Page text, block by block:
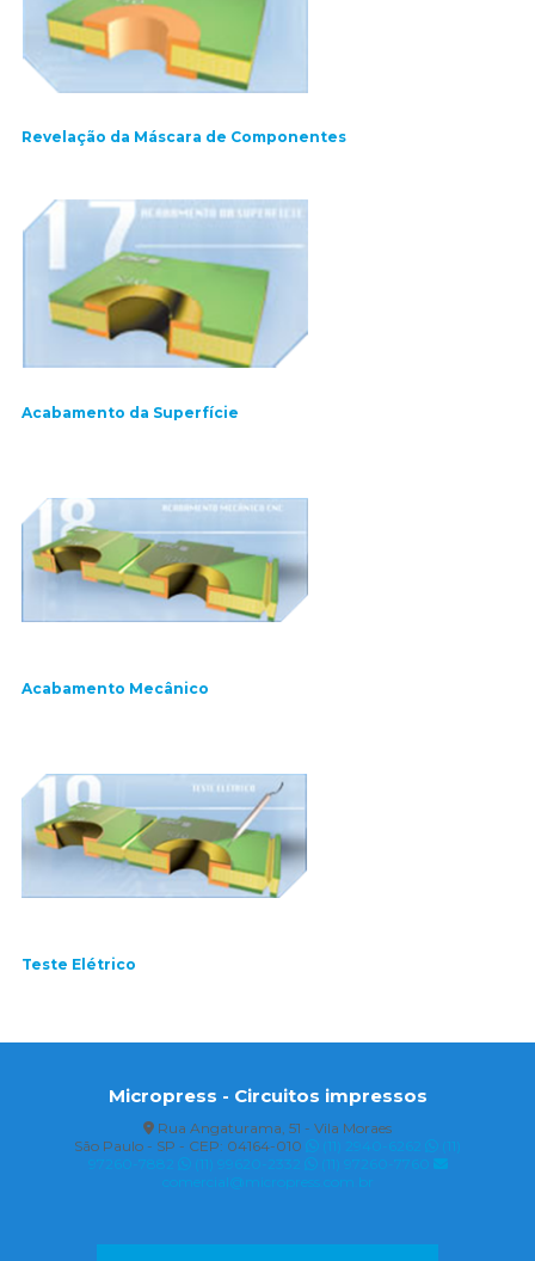
Revelação da Máscara de Componentes
Acabamento da Superfície
Acabamento Mecânico
Teste Elétrico
Micropress - Circuitos impressos
Rua Angaturama, 51 - Vila Moraes
São Paulo - SP - CEP: 04164-010
(11) 2940-6262
(11)
97260-7882
(11) 99620-2332
(11) 97260-7760
comercial@micropress.com.br